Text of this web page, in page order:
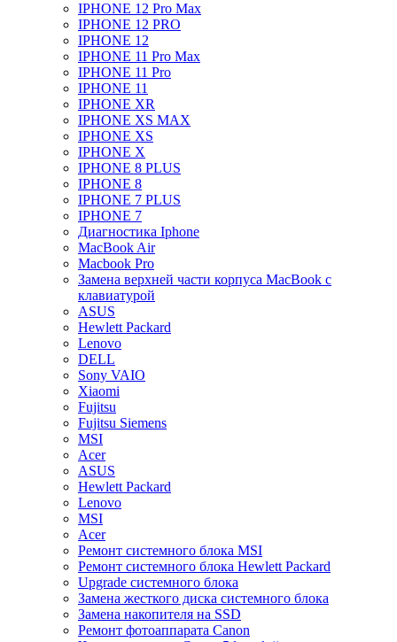
IPHONE 12 Pro Max
IPHONE 12 PRO
IPHONE 12
IPHONE 11 Pro Max
IPHONE 11 Pro
IPHONE 11
IPHONE XR
IPHONE XS MAX
IPHONE XS
IPHONE X
IPHONE 8 PLUS
IPHONE 8
IPHONE 7 PLUS
IPHONE 7
Диагностика Iphone
MacBook Air
Macbook Pro
Замена верхней части корпуса MacBook с
клавиатурой
ASUS
Hewlett Packard
Lenovo
DELL
Sony VAIO
Xiaomi
Fujitsu
Fujitsu Siemens
MSI
Acer
ASUS
Hewlett Packard
Lenovo
MSI
Acer
Ремонт системного блока MSI
Ремонт системного блока Hewlett Packard
Upgrade системного блока
Замена жесткого диска системного блока
Замена накопителя на SSD
Ремонт фотоаппарата Canon